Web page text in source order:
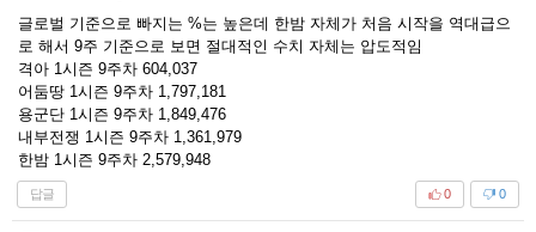
글로벌 기준으로 빠지는 %는 높은데 한밤 자체가 처음 시작을 역대급으
로 해서 9주 기준으로 보면 절대적인 수치 자체는 압도적임
격아 1시즌 9주차 604,037
어둠땅 1시즌 9주차 1,797,181
용군단 1시즌 9주차 1,849,476
내부전쟁 1시즌 9주차 1,361,979
한밤 1시즌 9주차 2,579,948
답글 0
0